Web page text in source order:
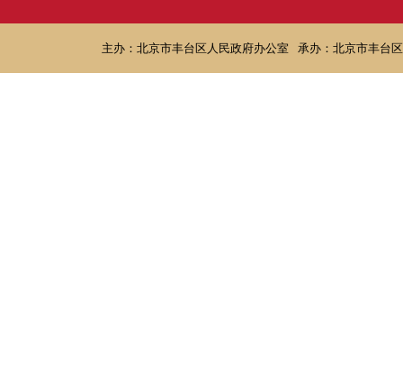
主办：北京市丰台区人民政府办公室 承办：北京市丰台